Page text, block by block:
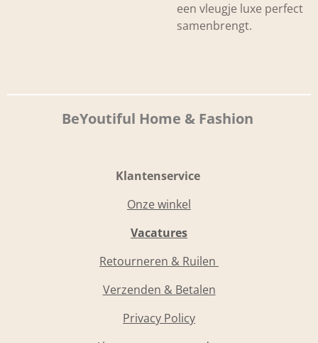
een vleugje luxe perfect
samenbrengt.
BeYoutiful Home & Fashion
Klantenservice
Onze winkel
Vacatures
Retourneren & Ruilen
Verzenden & Betalen
Privacy Policy